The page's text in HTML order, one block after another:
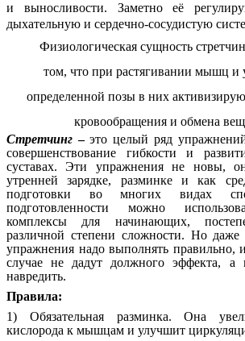
и выносливости. Заметно её
дыхательную и сердечно-сосудистую
Физиологическая сущность
том, что при растягивании мышц и
определенной позы в них
кровообращения и обмена
Стретчинг–это целый ряд
совершенствование гибкости и
суставах. Эти упражнения не новы,
утренней зарядке, разминке и как
подготовки во многих видах
подготовленности можно
комплексы для начинающих,
различной степени сложности. Но
упражнения надо выполнять правильно,
случае не дадут должного эффекта,
навредить.
Правила:
1) Обязательная разминка. Она
кислорода к мышцам и улучшит